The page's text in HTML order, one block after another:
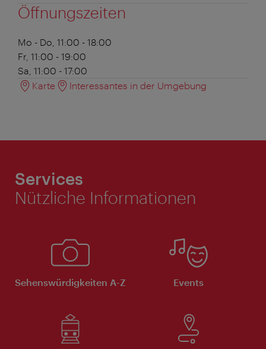
Öffnungszeiten
Mo - Do, 11:00 - 18:00
Fr, 11:00 - 19:00
Sa, 11:00 - 17:00
Karte
Interessantes in der Umgebung
Services
Nützliche Informationen
Sehenswürdigkeiten A-Z Events